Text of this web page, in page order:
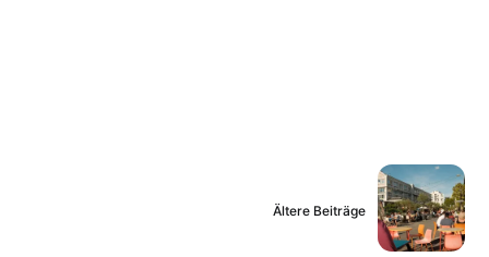
Ältere Beiträge